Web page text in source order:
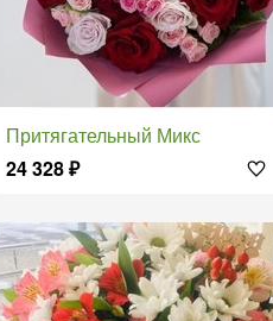
Притягательный Микс
24 328₽